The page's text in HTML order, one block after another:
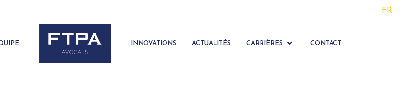
FR
INNOVATIONS ACTUALITÉS CARRIÈRES CONTACT